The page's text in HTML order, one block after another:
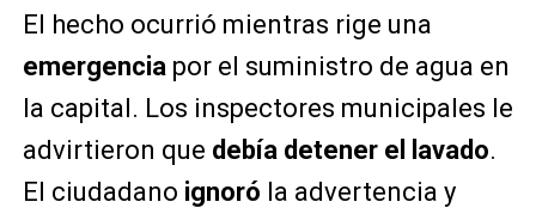
El hecho ocurrió mientras rige una
emergencia por el suministro de agua en
la capital. Los inspectores municipales le
advirtieron que debía detener el lavado.
El ciudadano ignoró la advertencia y